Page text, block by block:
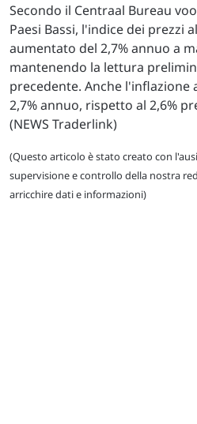
Secondo il Centraal Bureau
Paesi Bassi, l'indice dei prezzi
aumentato del 2,7% annuo a
mantenendo la lettura
precedente. Anche l'inflazione
2,7% annuo, rispetto al 2,6%
(NEWS Traderlink)
(Questo articolo è stato creato con
supervisione e controllo della nostra
arricchire dati e informazioni)